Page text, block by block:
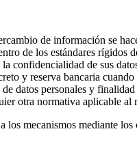
de información se
de los estándares rígidos
la confidencialidad de sus
y reserva bancaria
datos personales y
otra normativa aplicable al
los mecanismos mediante los